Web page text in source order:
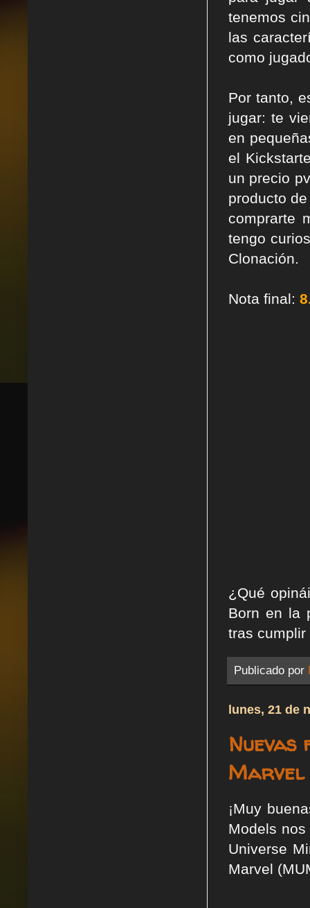
tenemos
las
como
Por tanto,
jugar: te
en
el
un precio
producto
comprarte
tengo
Clonación.
Nota final:
¿Qué
Born en la
tras
Publicado por
lunes, 21 de
Marvel
¡Muy
Models
Universe
Marvel